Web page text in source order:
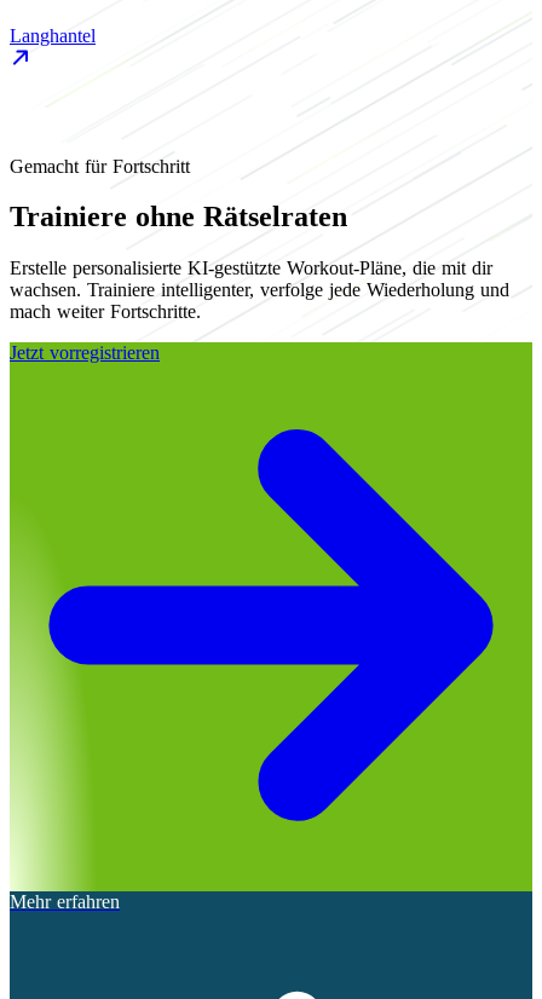
Langhantel
Gemacht für Fortschritt
Trainiere ohne Rätselraten
Erstelle personalisierte KI-gestützte Workout-Pläne, die mit dir
wachsen. Trainiere intelligenter, verfolge jede Wiederholung und
mach weiter Fortschritte.
Jetzt vorregistrieren
Mehr erfahren